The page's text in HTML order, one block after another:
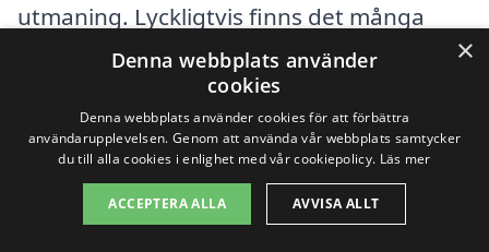
utmaning. Lyckligtvis finns det många
kompetenta företag som erbjuder sina
tjänster i närområdet. Genom att jämföra
olika alternativ kan du enkelt få en
överblick och välja det bästa erbjudandet
för dina behov.
×
Denna webbplats använder
cookies
Denna webbplats använder cookies för att förbättra
användarupplevelsen. Genom att använda vår webbplats samtycker
du till alla cookies i enlighet med vår cookiepolicy. Läs mer
ACCEPTERA ALLA AVVISA ALLT